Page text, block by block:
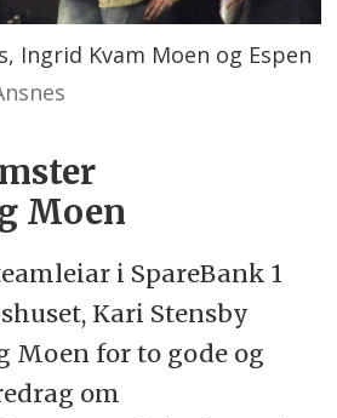
Ingrid Kvam Moen og Espen
Moen
i SpareBank 1
Kari Stensby
Moen for to gode og
om